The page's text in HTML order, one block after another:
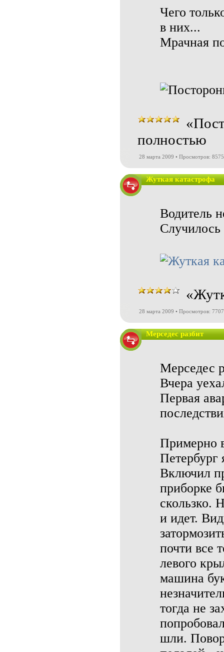
Чего
в них...
Мрачная
полностью
28 марта 2009 • Просмотров: 8575
Жуткая катастрофа
Водитель
28 марта 2009 • Просмотров: 7707
Мерседес разбит
Мерседес
Вчера
Первая
Примерно
Петербург
Включил
приборке
скользко.
и идет.
почти все
левого
машина
тогда не
шли.